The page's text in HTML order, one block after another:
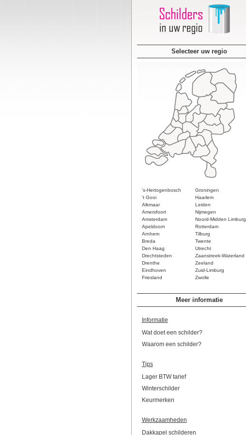
Selecteer uw regio
's-Hertogenbosch
Groningen
't Gooi
Haarlem
Alkmaar
Leiden
Amersfoort
Nijmegen
Amsterdam
Noord-Midden Limburg
Apeldoorn
Rotterdam
Arnhem
Tilburg
Breda
Twente
Den Haag
Utrecht
Drechtsteden
Zaanstreek-Waterland
Drenthe
Zeeland
Eindhoven
Zuid-Limburg
Friesland
Zwolle
Meer informatie
Informatie
Wat doet een schilder?
Waarom een schilder?
Tips
Lager BTW tarief
Winterschilder
Keurmerken
Werkzaamheden
Dakkapel schilderen